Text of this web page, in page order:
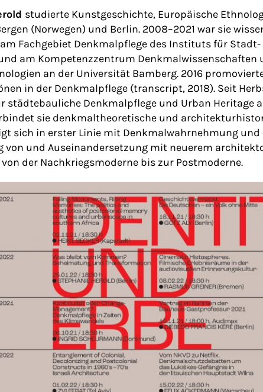
studierte Kunstgeschichte, Europäische
(Norwegen) und Berlin. 2008–2021 war sie
Fachgebiet Denkmalpflege des Instituts für
am Kompetenzzentrum Denkmalwissenschaften
an der Universität Bamberg. 2016
in der Denkmalpflege (transcript, 2018). Seit
städtebauliche Denkmalpflege und Urban Heritage
sie denkmaltheoretische und
sich in erster Linie mit Denkmalwahrnehmung und
von und Auseinandersetzung mit neuerem
der Nachkriegsmoderne bis zur Postmoderne.